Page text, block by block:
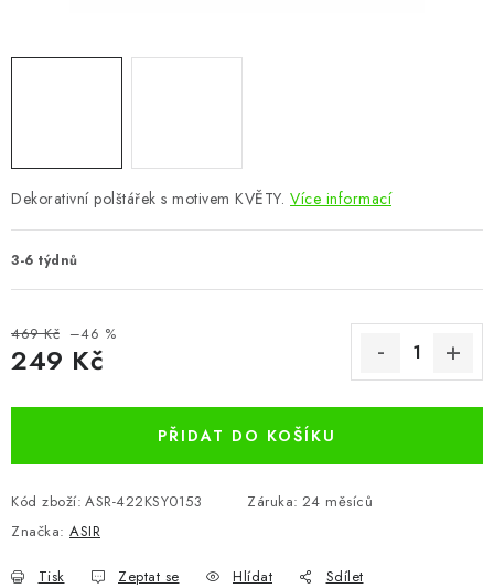
OSTATNÍ
VÝPRODEJ
Vše o nákupu Info
Reklamace a odstoupení od smlouvy
Kontakty
Dekorativní polštářek s motivem KVĚTY. Více informací
3-6 týdnů
469 Kč –46 %
249 Kč
PŘIDAT DO KOŠÍKU
Kód zboží: ASR-422KSY0153 Záruka: 24 měsíců
Značka: ASIR
Tisk Zeptat se Hlídat Sdílet